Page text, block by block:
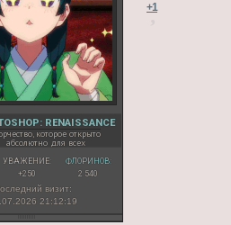
RENAISSANCE
которое открыто
абсолютно для всех
УВАЖЕНИЕ:
+250
ФЛОРИНОВ:
2 540
визит:
21:12:19
+1